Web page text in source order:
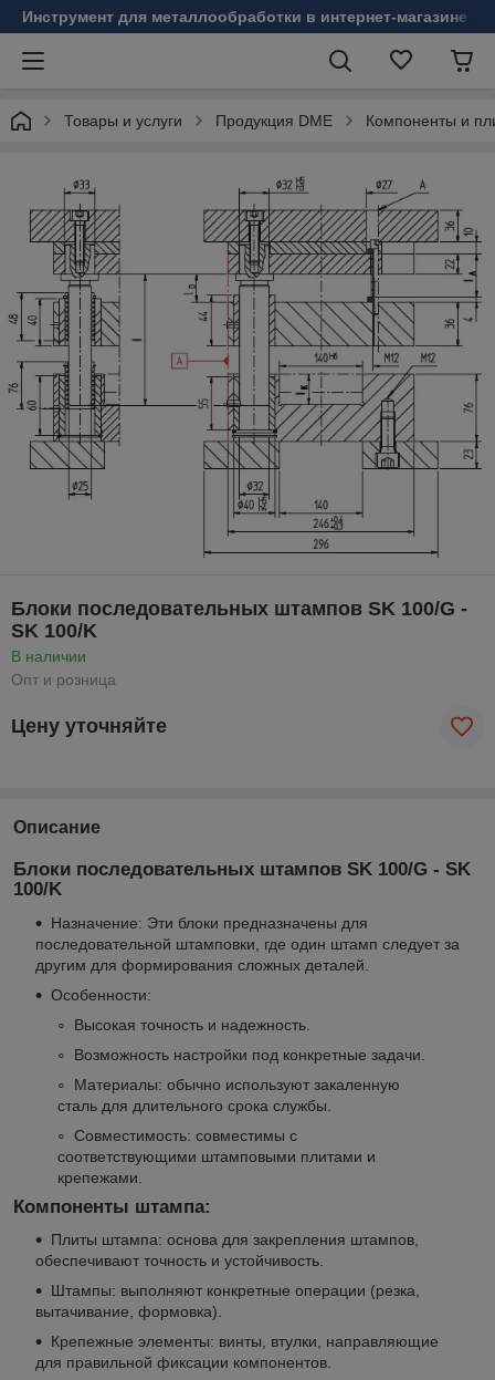
Инструмент для металлообработки в интернет-магазине
Товары и услуги Продукция DME Компоненты и
Блоки последовательных штампов SK 100/G -
SK 100/K
В наличии
Опт и розница
Цену уточняйте
Описание
Блоки последовательных штампов SK 100/G - SK
100/K
Назначение: Эти блоки предназначены для
последовательной штамповки, где один штамп следует за
другим для формирования сложных деталей.
Особенности:
Высокая точность и надежность.
Возможность настройки под конкретные задачи.
Материалы: обычно используют закаленную
сталь для длительного срока службы.
Совместимость: совместимы с
соответствующими штамповыми плитами и
крепежами.
Компоненты штампа:
Плиты штампа: основа для закрепления штампов,
обеспечивают точность и устойчивость.
Штампы: выполняют конкретные операции (резка,
вытачивание, формовка).
Крепежные элементы: винты, втулки, направляющие
для правильной фиксации компонентов.